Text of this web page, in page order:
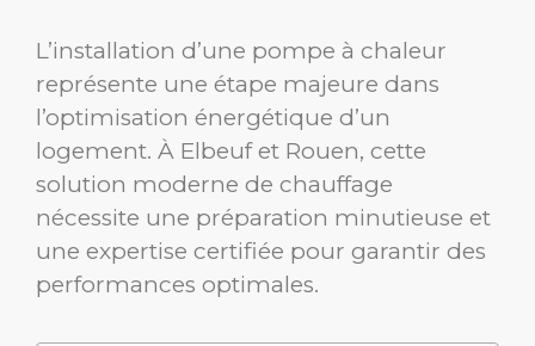
L’installation d’une pompe à chaleur
représente une étape majeure dans
l’optimisation énergétique d’un
logement. À Elbeuf et Rouen, cette
solution moderne de chauffage
nécessite une préparation minutieuse et
une expertise certifiée pour garantir des
performances optimales.